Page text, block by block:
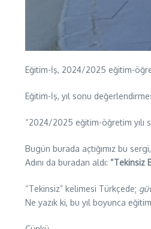
Eğitim-İş, 2024/2025 eğitim-
Eğitim-İş, yıl sonu
“2024/2025 eğitim-öğretim yılı
Bugün burada açtığımız bu
Adını da buradan aldı: “Tekinsiz
“Tekinsiz” kelimesi Türkçede;
Ne yazık ki, bu yıl boyunca